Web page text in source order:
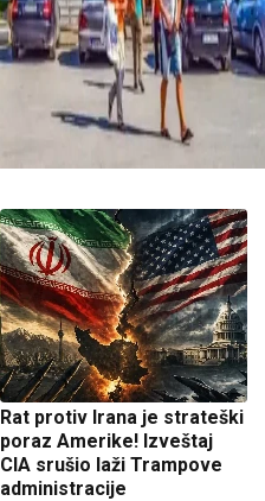
Rat protiv Irana je strateški
poraz Amerike! Izveštaj
CIA srušio laži Trampove
administracije